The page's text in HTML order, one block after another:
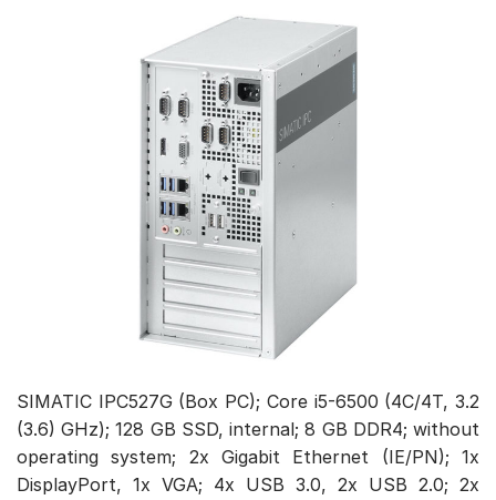
SIMATIC IPC527G (Box PC); Core i5-6500 (4C/4T, 3.2
(3.6) GHz); 128 GB SSD, internal; 8 GB DDR4; without
operating system; 2x Gigabit Ethernet (IE/PN); 1x
DisplayPort, 1x VGA; 4x USB 3.0, 2x USB 2.0; 2x